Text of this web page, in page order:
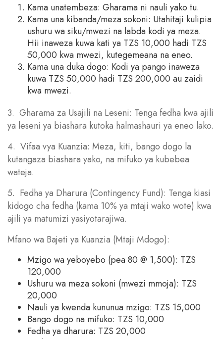
Kama unatembeza: Gharama ni nauli yako tu.
Kama una kibanda/meza sokoni: Utahitaji kulipia
ushuru wa siku/mwezi na labda kodi ya meza.
Hii inaweza kuwa kati ya TZS 10,000 hadi TZS
50,000 kwa mwezi, kutegemeana na eneo.
Kama una duka dogo: Kodi ya pango inaweza
kuwa TZS 50,000 hadi TZS 200,000 au zaidi
kwa mwezi.
3. Gharama za Usajili na Leseni: Tenga fedha kwa ajili
ya leseni ya biashara kutoka halmashauri ya eneo lako.
4. Vifaa vya Kuanzia: Meza, kiti, bango dogo la
kutangaza biashara yako, na mifuko ya kubebea
wateja.
5. Fedha ya Dharura (Contingency Fund): Tenga kiasi
kidogo cha fedha (kama 10% ya mtaji wako wote) kwa
ajili ya matumizi yasiyotarajiwa.
Mfano wa Bajeti ya Kuanzia (Mtaji Mdogo):
Mzigo wa yeboyebo (pea 80 @ 1,500): TZS
120,000
Ushuru wa meza sokoni (mwezi mmoja): TZS
20,000
Nauli ya kwenda kununua mzigo: TZS 15,000
Bango dogo na mifuko: TZS 10,000
Fedha ya dharura: TZS 20,000